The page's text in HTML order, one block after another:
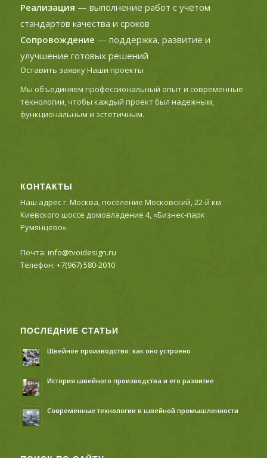
Реализация — выполнение работ с учётом
стандартов качества и сроков
Сопровождение — поддержка, развитие и
улучшение готовых решений
Оставить заявкуНаши проекты
Мы объединяем профессиональный опыт и современные
технологии, чтобы каждый проект был надежным,
функциональным и эстетичным.
КОНТАКТЫ
Наш адрес г. Москва, поселение Московский, 22-й км
Киевского шоссе домовладение 4, «Бизнес-парк
Румянцево».
Почта: info@tvoidesign.ru
Телефон: +7(967) 580-2010
ПОСЛЕДНИЕ СТАТЬИ
Швейное производство: как оно устроено
История швейного производства и его развитие
Современные технологии в швейной промышленности